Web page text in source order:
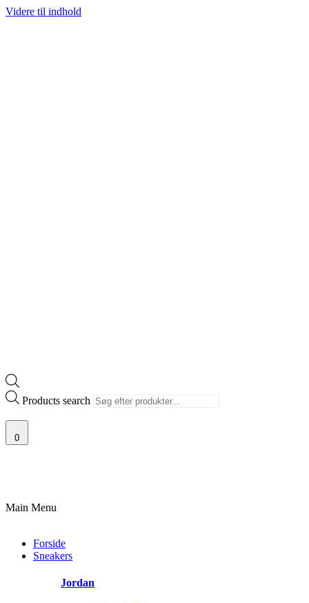
Videre til indhold
Products search
0
Main Menu
Forside
Sneakers
Jordan